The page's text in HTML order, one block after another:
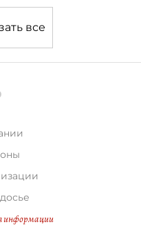
все
информации